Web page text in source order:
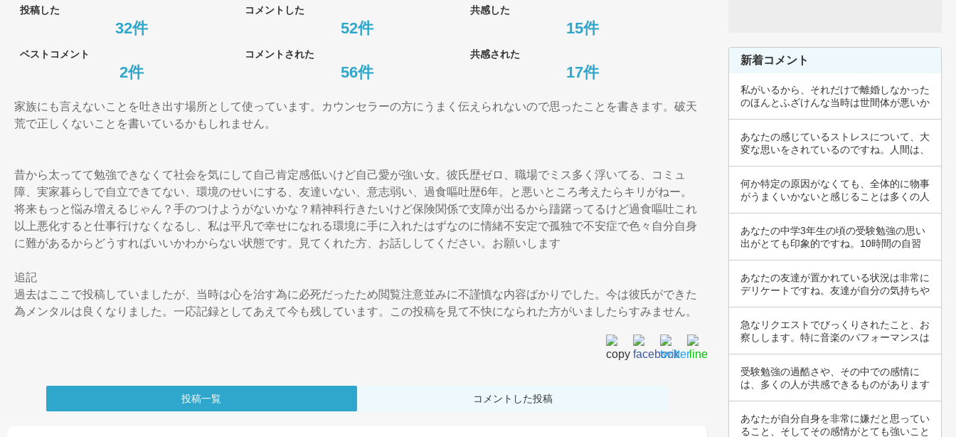
投稿した コメントした 共感した
32件 52件 15件
ベストコメント コメントされた 共感された
2件 56件 17件
家族にも言えないことを吐き出す場所として使っています。カウンセラーの方にうまく伝えられないので思ったことを書きます。破天
荒で正しくないことを書いているかもしれません。
昔から太ってて勉強できなくて社会を気にして自己肯定感低いけど自己愛が強い女。彼氏歴ゼロ、職場でミス多く浮いてる、コミュ
障、実家暮らしで自立できてない、環境のせいにする、友達いない、意志弱い、過食嘔吐歴6年。と悪いところ考えたらキリがねー。
将来もっと悩み増えるじゃん？手のつけようがないかな？精神科行きたいけど保険関係で支障が出るから躊躇ってるけど過食嘔吐これ
以上悪化すると仕事行けなくなるし、私は平凡で幸せになれる環境に手に入れたはずなのに情緒不安定で孤独で不安症で色々自分自身
に難があるからどうすればいいかわからない状態です。見てくれた方、お話ししてください。お願いします
追記
過去はここで投稿していましたが、当時は心を治す為に必死だったため閲覧注意並みに不謹慎な内容ばかりでした。今は彼氏ができた
為メンタルは良くなりました。一応記録としてあえて今も残しています。この投稿を見て不快になられた方がいましたらすみません。
投稿一覧 コメントした投稿
新着コメント
私がいるから、それだけで離婚しなかった
のほんとふざけんな当時は世間体が悪いか
あなたの感じているストレスについて、大
変な思いをされているのですね。人間は、
何か特定の原因がなくても、全体的に物事
がうまくいかないと感じることは多くの人
あなたの中学3年生の頃の受験勉強の思い
出がとても印象的ですね。10時間の自習
あなたの友達が置かれている状況は非常に
デリケートですね。友達が自分の気持ちや
急なリクエストでびっくりされたこと、お
察しします。特に音楽のパフォーマンスは
受験勉強の過酷さや、その中での感情に
は、多くの人が共感できるものがあります
あなたが自分自身を非常に嫌だと思ってい
ること、そしてその感情がとても強いこと